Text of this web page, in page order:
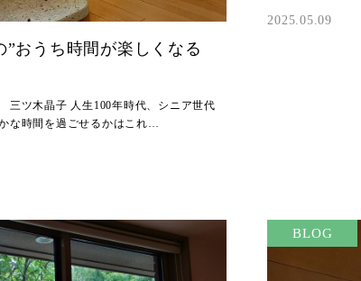
”おうち時間が楽しくなる
ツ木晶子 人生100年時代、シニア世代
な時間を過ごせるかはこれ…
2025.05.09
BLOG